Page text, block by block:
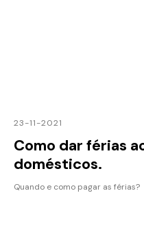
23-11-2021
Como dar férias
domésticos.
Quando e como pagar as férias?